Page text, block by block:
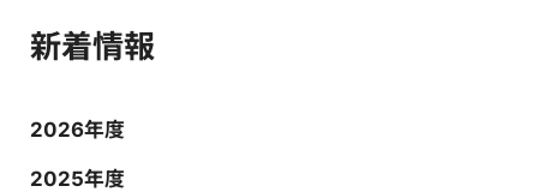
新着情報
2026年度
2025年度